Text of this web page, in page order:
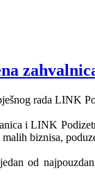
rada LINK
i LINK
biznisa,
od